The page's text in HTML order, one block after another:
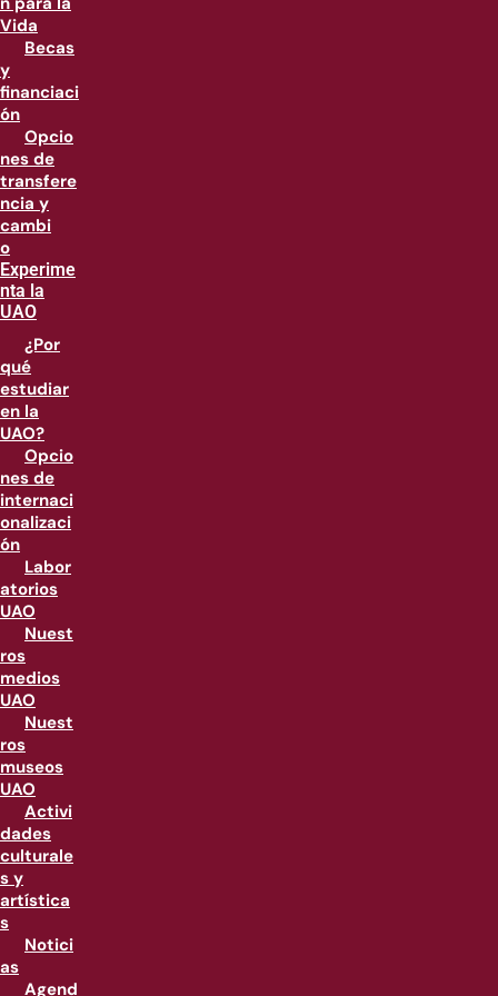
Vida
Becas
y
financiaci
ón
Opcio
nes de
transfere
ncia y
cambi
o
Experime
nta la
UAO
¿Por
qué
estudiar
en la
UAO?
Opcio
nes de
internaci
onalizaci
ón
Labor
atorios
UAO
Nuest
ros
medios
UAO
Nuest
ros
museos
UAO
Activi
dades
culturale
s y
artística
s
Notici
as
Agend